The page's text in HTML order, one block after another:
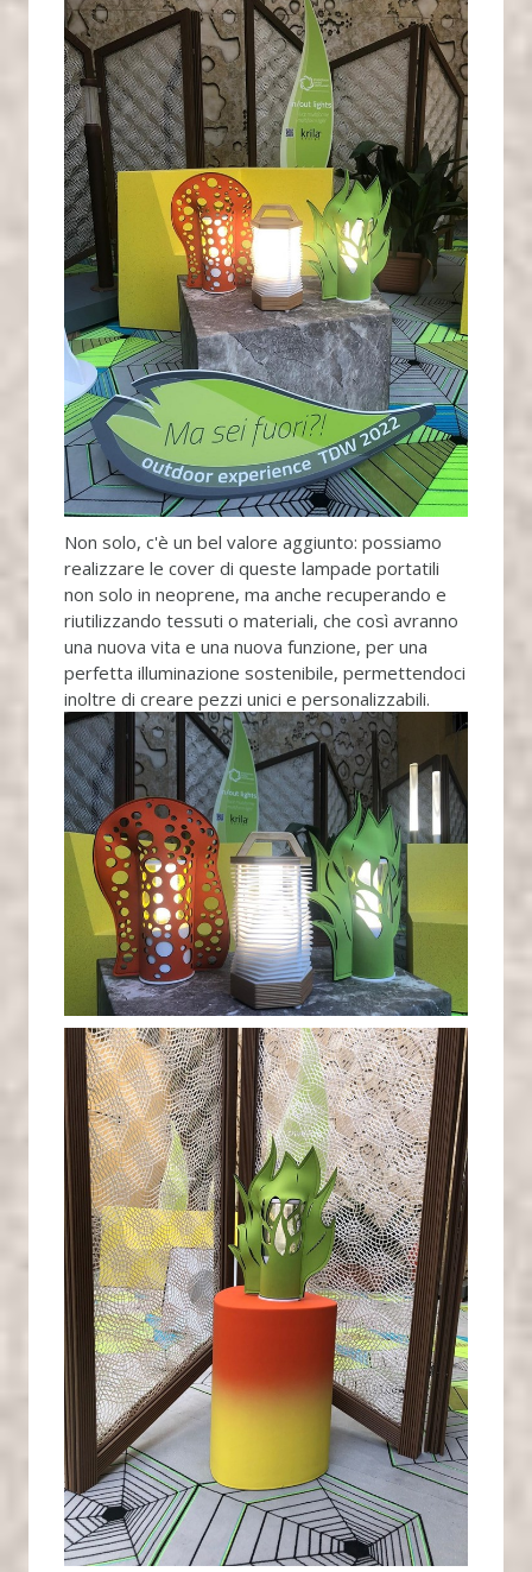
Non solo, c'è un bel valore aggiunto: possiamo
realizzare le cover di queste lampade portatili
non solo in neoprene, ma anche recuperando e
riutilizzando tessuti o materiali, che così avranno
una nuova vita e una nuova funzione, per una
perfetta illuminazione sostenibile, permettendoci
inoltre di creare pezzi unici e personalizzabili.